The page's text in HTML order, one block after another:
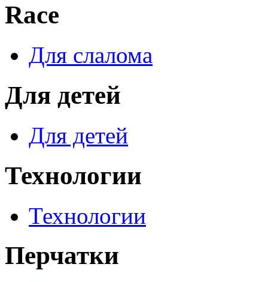
Race
Для слалома
Для детей
Для детей
Технологии
Технологии
Перчатки